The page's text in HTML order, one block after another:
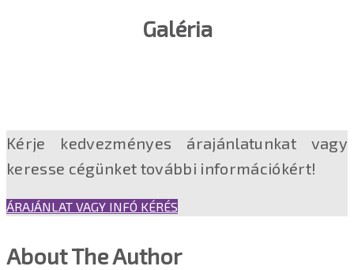
Galéria
Kérje kedvezményes árajánlatunkat vagy
keresse cégünket további információkért!
ÁRAJÁNLAT VAGY INFÓ KÉRÉS
About The Author